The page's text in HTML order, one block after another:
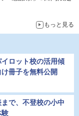
もっと見る
ロット校の活用傾
冊子を無料公開
で、不登校の小中
験